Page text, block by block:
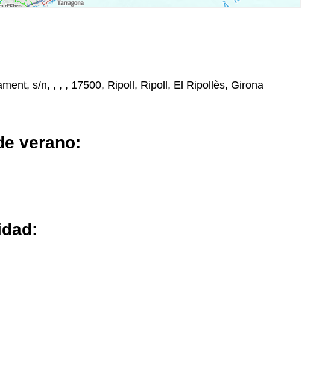
s/n, , , , 17500, Ripoll, Ripoll, El Ripollès, Girona
verano: